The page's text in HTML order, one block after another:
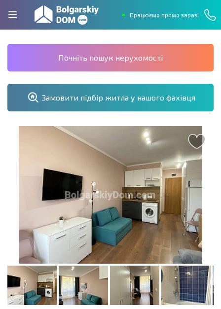
Працюємо прямо зараз!
Почніть пошук нерухомості
Замовити підбір житла у нашого фахівця